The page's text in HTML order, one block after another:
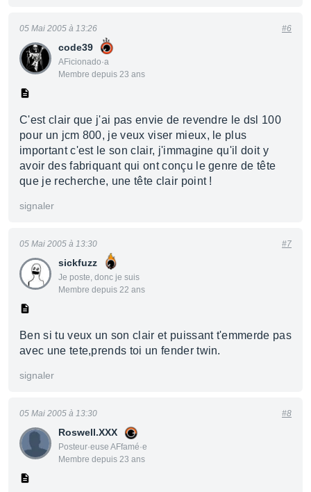
code39
AFicionado·a
Membre depuis 23 ans
05 Mai 2005 à 13:26 #6
C'est clair que j'ai pas envie de revendre le dsl 100
pour un jcm 800, je veux viser mieux, le plus
important c'est le son clair, j'immagine qu'il doit y
avoir des fabriquant qui ont conçu le genre de tête
que je recherche, une tête clair point !
signaler
sickfuzz
Je poste, donc je suis
Membre depuis 22 ans
05 Mai 2005 à 13:30 #7
Ben si tu veux un son clair et puissant t'emmerde pas
avec une tete,prends toi un fender twin.
signaler
Roswell.XXX
Posteur·euse AFfamé·e
Membre depuis 23 ans
05 Mai 2005 à 13:30 #8